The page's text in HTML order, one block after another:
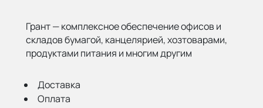
Грант — комплексное обеспечение офисов и
складов бумагой, канцелярией, хозтоварами,
продуктами питания и многим другим
Доставка
Оплата